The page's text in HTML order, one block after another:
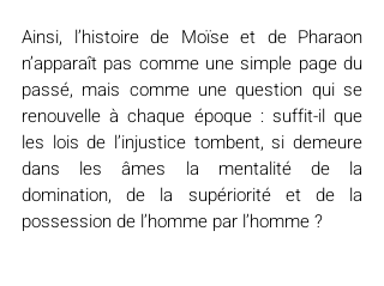
Ainsi, l’histoire de Moïse et de Pharaon
n’apparaît pas comme une simple page du
passé, mais comme une question qui se
renouvelle à chaque époque : suffit-il que
les lois de l’injustice tombent, si demeure
dans les âmes la mentalité de la
domination, de la supériorité et de la
possession de l’homme par l’homme ?